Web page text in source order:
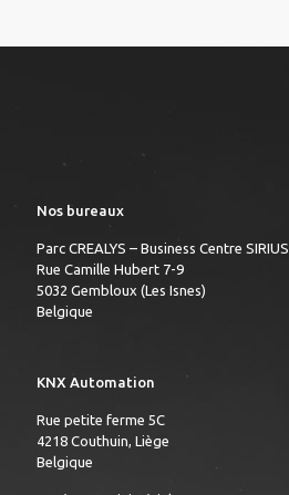
Nos bureaux
Parc CREALYS – Business Centre SIRIUS
Rue Camille Hubert 7-9
5032 Gembloux (Les Isnes)
Belgique
KNX Automation
Rue petite ferme 5C
4218 Couthuin, Liège
Belgique